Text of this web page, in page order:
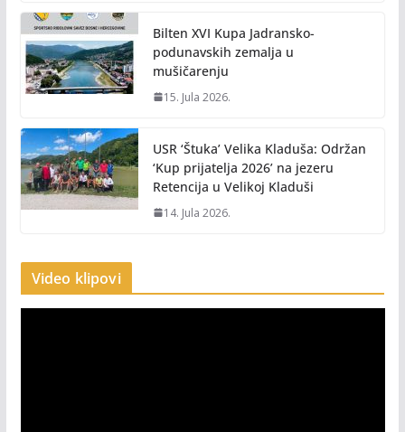
Bilten XVI Kupa Jadransko-
podunavskih zemalja u
mušičarenju
15. Jula 2026.
USR ‘Štuka’ Velika Kladuša: Održan
‘Kup prijatelja 2026’ na jezeru
Retencija u Velikoj Kladuši
14. Jula 2026.
Video klipovi